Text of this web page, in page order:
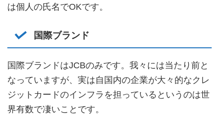
は個人の氏名でOKです。
国際ブランド
国際ブランドはJCBのみです。我々には当たり前と
なっていますが、実は自国内の企業が大々的なクレ
ジットカードのインフラを担っているというのは世
界有数で凄いことです。